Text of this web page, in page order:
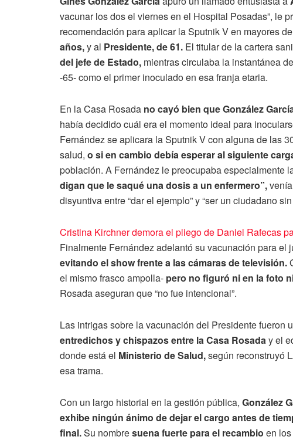
vacunar los dos el viernes en el Hospital Posadas”, le
recomendación para aplicar la Sputnik V en mayores
años,y al Presidente, de 61. El titular de la cartera
del jefe de Estado, mientras circulaba la instantánea
-65- como el primer inoculado en esa franja etaria.
En la Casa Rosada no cayó bien que González
había decidido cuál era el momento ideal para
Fernández se aplicara la Sputnik V con alguna de las
salud, o si en cambio debía esperar al siguiente
población. A Fernández le preocupaba especialmente
digan que le saqué una dosis a un enfermero”,
disyuntiva entre “dar el ejemplo” y “ser un ciudadano
Cristina Kirchner demora el pliego de Daniel Rafecas
Finalmente Fernández adelantó su vacunación para el
evitando el show frente a las cámaras de televisión.
el mismo frasco ampolla- pero no figuró ni en la foto
Rosada aseguran que “no fue intencional”.
Las intrigas sobre la vacunación del Presidente fueron
entredichos y chispazos entre la Casa Rosaday el
donde está el Ministerio de Salud,según reconstruyó
esa trama.
Con un largo historial en la gestión pública, González
exhibe ningún ánimo de dejar el cargo antes de
final.Su nombresuena fuerte para el recambio en